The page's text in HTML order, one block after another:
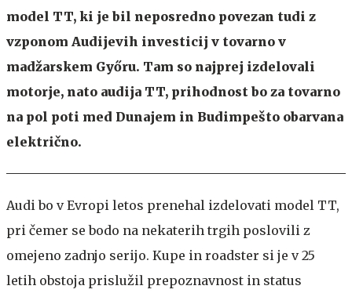
model TT, ki je bil neposredno povezan tudi z
vzponom Audijevih investicij v tovarno v
madžarskem Győru. Tam so najprej izdelovali
motorje, nato audija TT, prihodnost bo za tovarno
na pol poti med Dunajem in Budimpešto obarvana
električno.
Audi bo v Evropi letos prenehal izdelovati model TT,
pri čemer se bodo na nekaterih trgih poslovili z
omejeno zadnjo serijo. Kupe in roadster si je v 25
letih obstoja prislužil prepoznavnost in status